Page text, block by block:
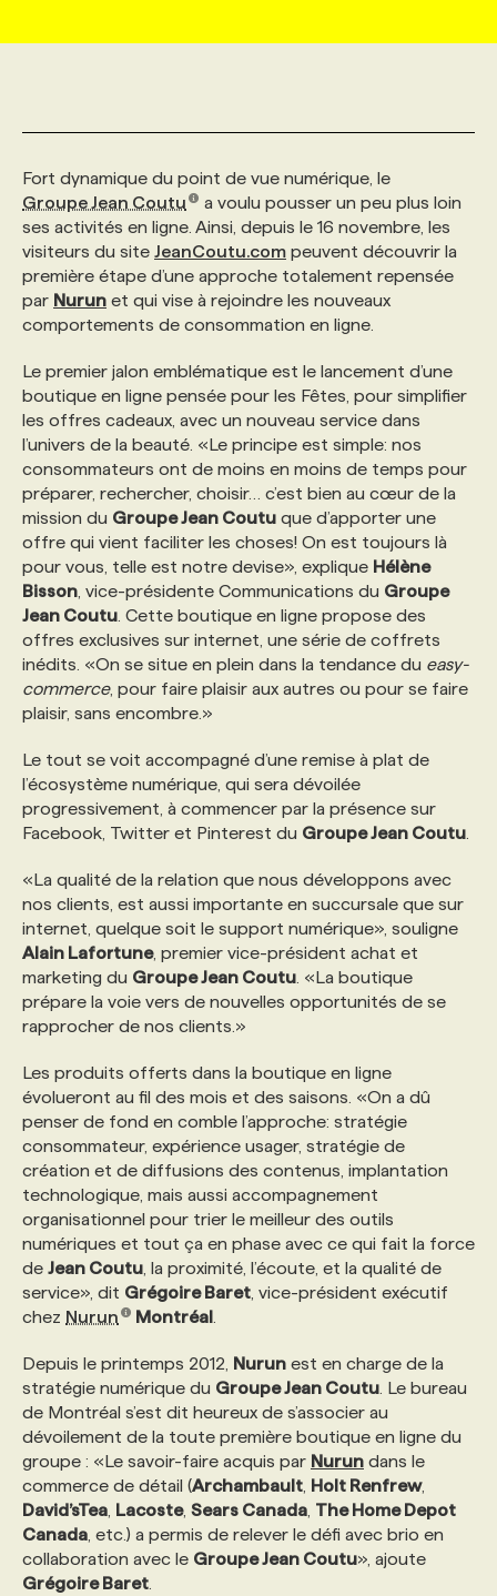
AFFAIRES DE L'INDUSTRIE
INITIATIVES NUMÉRIQUES
PRIX ET DISTINCTIONS
WEB & MÉDIAS SOCIAUX
MARKETING DURABLE
GEO/SEO
NOS AUTEUR‧RICES
INFOLETTRE PUBLICITÉ
ANNONCEZ AVEC NOUS
CONSULTER LA CVTHÈQUE
PROFIL ENTREPRISE
FAQ
VOIR LES OFFRES
PROFIL CANDIDAT
FAQ
ANNONCEZ AVEC NOUS
NOS FORMATIONS EN LIGNE
NOS PARCOURS DE FORMATIONS
FORMATIONS PERSONNALISÉES
POURQUOI CHOISIR NOS FORMATIONS
NOS TARIFS
PROGRAMMES DE SUBVENTIONS
FAQ
ANNONCEZ AVEC NOUS
CHASSE DE TÊTE
SERVICE DE CHASSE DE TÊTE
NOS TARIFS
FAQ
ANNONCEZ AVEC NOUS
Fort dynamique du point de vue numérique, le
Groupe Jean Coutu
a voulu pousser un peu plus loin
ses activités en ligne. Ainsi, depuis le 16 novembre, les
visiteurs du site JeanCoutu.com peuvent découvrir la
première étape d’une approche totalement repensée
par Nurun et qui vise à rejoindre les nouveaux
comportements de consommation en ligne.
Le premier jalon emblématique est le lancement d’une
boutique en ligne pensée pour les Fêtes, pour simplifier
les offres cadeaux, avec un nouveau service dans
l’univers de la beauté. «Le principe est simple: nos
consommateurs ont de moins en moins de temps pour
préparer, rechercher, choisir… c’est bien au cœur de la
mission du Groupe Jean Coutu que d’apporter une
offre qui vient faciliter les choses! On est toujours là
pour vous, telle est notre devise», explique Hélène
Bisson , vice-présidente Communications du Groupe
Jean Coutu . Cette boutique en ligne propose des
offres exclusives sur internet, une série de coffrets
inédits. «On se situe en plein dans la tendance du easy-
commerce, pour faire plaisir aux autres ou pour se faire
plaisir, sans encombre.»
Le tout se voit accompagné d’une remise à plat de
l’écosystème numérique, qui sera dévoilée
progressivement, à commencer par la présence sur
Facebook, Twitter et Pinterest du Groupe Jean Coutu
«La qualité de la relation que nous développons avec
nos clients, est aussi importante en succursale que sur
internet, quelque soit le support numérique», souligne
Alain Lafortune, premier vice-président achat et
marketing du Groupe Jean Coutu . «La boutique
prépare la voie vers de nouvelles opportunités de se
rapprocher de nos clients.»
Les produits offerts dans la boutique en ligne
évolueront au fil des mois et des saisons. «On a dû
penser de fond en comble l’approche: stratégie
consommateur, expérience usager, stratégie de
création et de diffusions des contenus, implantation
technologique, mais aussi accompagnement
organisationnel pour trier le meilleur des outils
numériques et tout ça en phase avec ce qui fait la force
de Jean Coutu , la proximité, l’écoute, et la qualité de
service», dit Grégoire Baret , vice-président exécutif
chez Nurun Montréal.
Depuis le printemps 2012, Nurun est en charge de la
stratégie numérique du Groupe Jean Coutu . Le bureau
de Montréal s’est dit heureux de s’associer au
dévoilement de la toute première boutique en ligne du
groupe : «Le savoir-faire acquis par Nurun dans le
commerce de détail (Archambault Holt Renfrew,
David’sTea Lacoste, Sears Canada The Home Depot
Canada , etc.) a permis de relever le défi avec brio en
collaboration avec le Groupe Jean Coutu», ajoute
Grégoire Baret